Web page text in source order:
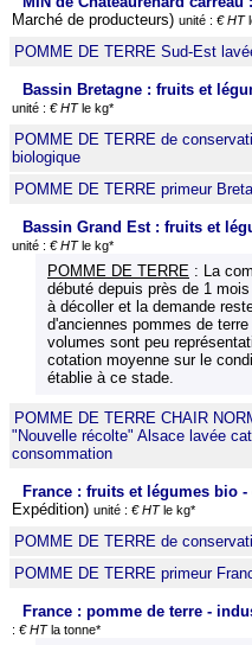
Marché de producteurs) unité : € HT
POMME DE TERRE Sud-Est
Bassin Bretagne : fruits et
unité : € HTle kg*
POMME DE TERRE de
biologique
POMME DE TERRE primeur
Bassin Grand Est : fruits et
unité : € HTle kg*
POMME DE TERRE : La
débuté depuis près de 1
à décoller et la demande
d'anciennes pommes de
volumes sont peu
cotation moyenne sur le
établie à ce stade.
POMME DE TERRE CHAIR
"Nouvelle récolte" Alsace lavée
consommation
France : fruits et légumes bio
Expédition) unité : € HTle kg*
POMME DE TERRE de
POMME DE TERRE primeur
France : pomme de terre -
: € HTla tonne*